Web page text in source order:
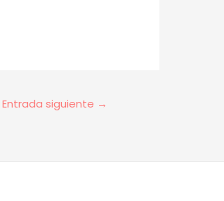
Entrada siguiente →